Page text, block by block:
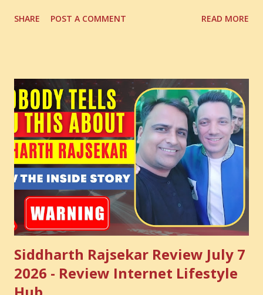
Courses: https://store.suniltams.com/ There are 20
SHARE POST A COMMENT READ MORE
Siddharth Rajsekar Review July 7
2026 - Review Internet Lifestyle